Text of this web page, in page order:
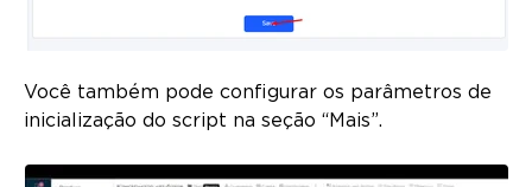
Você também pode configurar os parâmetros de
inicialização do script na seção “Mais”.